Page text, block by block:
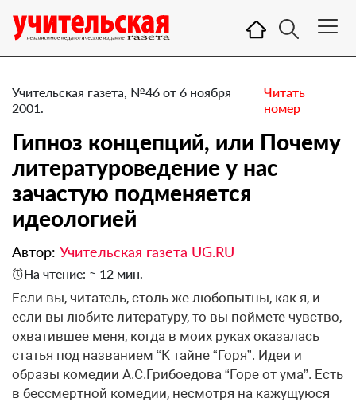
Учительская газета, №46 от 6 ноября
2001.
Читать
номер
Гипноз концепций, или Почему
литературоведение у нас
зачастую подменяется
идеологией
Автор: Учительская газета UG.RU
На чтение: ≈ 12 мин.
Если вы, читатель, столь же любопытны, как я, и
если вы любите литературу, то вы поймете чувство,
охватившее меня, когда в моих руках оказалась
статья под названием “К тайне “Горя”. Идеи и
образы комедии А.С.Грибоедова “Горе от ума”. Есть
в бессмертной комедии, несмотря на кажущуюся